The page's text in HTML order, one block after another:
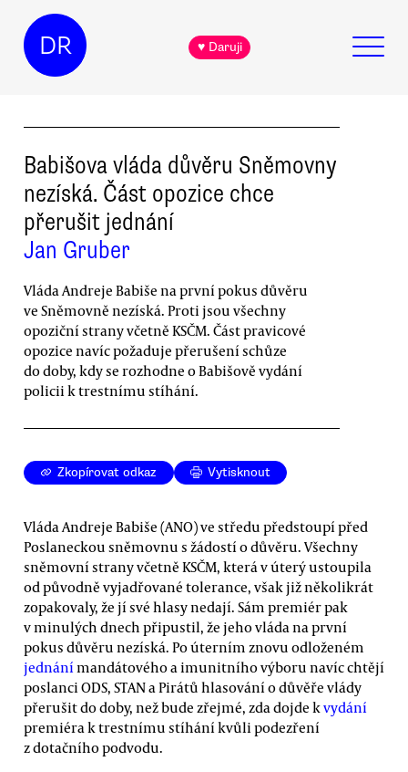
DR ♥ Daruji
Babišova vláda důvěru Sněmovny
nezíská. Část opozice chce
přerušit jednání
Jan Gruber
Vláda Andreje Babiše na první pokus důvěru
ve Sněmovně nezíská. Proti jsou všechny
opoziční strany včetně KSČM. Část pravicové
opozice navíc požaduje přerušení schůze
do doby, kdy se rozhodne o Babišově vydání
policii k trestnímu stíhání.
Zkopírovat odkaz Vytisknout
Vláda Andreje Babiše (ANO) ve středu předstoupí před
Poslaneckou sněmovnu s žádostí o důvěru. Všechny
sněmovní strany včetně KSČM, která v úterý ustoupila
od původně vyjadřované tolerance, však již několikrát
zopakovaly, že jí své hlasy nedají. Sám premiér pak
v minulých dnech připustil, že jeho vláda na první
pokus důvěru nezíská. Po úterním znovu odloženém
jednání mandátového a imunitního výboru navíc chtějí
poslanci ODS, STAN a Pirátů hlasování o důvěře vlády
přerušit do doby, než bude zřejmé, zda dojde kvydání
premiéra k trestnímu stíhání kvůli podezření
z dotačního podvodu.